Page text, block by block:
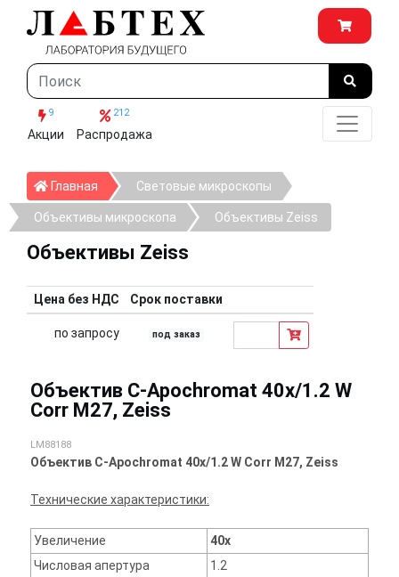
9
Акции
212
Распродажа
Главная ГлавнаяСветовые микроскопы
Объективы микроскопа Объективы Zeiss
Объективы Zeiss
Цена без НДС Срок поставки
по запросу под заказ
Объектив C-Apochromat 40x/1.2 W
Corr M27, Zeiss
LM88188
Объектив C-Apochromat 40x/1.2 W Corr M27, Zeiss
Технические характеристики:
Увеличение
40x
Числовая апертура
1.2